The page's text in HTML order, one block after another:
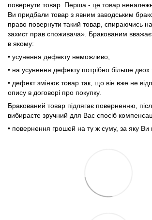
повернути товар. Перша - це товар
Ви придбали товар з явним заводським
право повернути такий товар, спираючись
захист прав споживача». Бракованим
в якому:
• усунення дефекту неможливо;
• на усунення дефекту потрібно більше двох
• дефект змінює товар так, що він вже не
опису в договорі про покупку.
Бракований товар підлягає поверненню,
вибираєте зручний для Вас спосіб
• повернення грошей на ту ж суму, за яку Ви